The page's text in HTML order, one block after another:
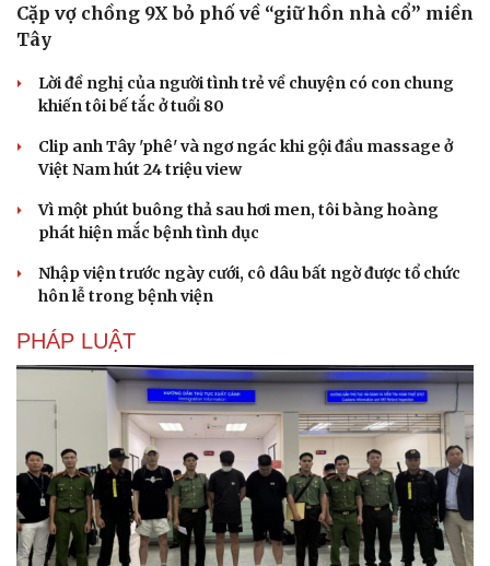
Cặp vợ chồng 9X bỏ phố về “giữ hồn nhà cổ” miền
Tây
Lời đề nghị của người tình trẻ về chuyện có con chung
khiến tôi bế tắc ở tuổi 80
Clip anh Tây 'phê' và ngơ ngác khi gội đầu massage ở
Việt Nam hút 24 triệu view
Vì một phút buông thả sau hơi men, tôi bàng hoàng
phát hiện mắc bệnh tình dục
Nhập viện trước ngày cưới, cô dâu bất ngờ được tổ chức
hôn lễ trong bệnh viện
PHÁP LUẬT